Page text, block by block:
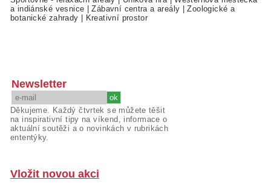
a indiánské vesnice |Zábavní centra a areály |Zoologické a
botanické zahrady
Kreativní prostor
Newsletter
Děkujeme. Každý čtvrtek se můžete těšit
na inspirativní tipy na víkend, informace o
aktuální soutěži a o novinkách v rubrikách
ententýky.
Vložit novou akci